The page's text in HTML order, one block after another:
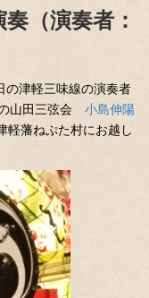
（演奏者：
の津軽三味線の演奏者
山田三弦会 小島伸陽
軽藩ねぷた村にお越し